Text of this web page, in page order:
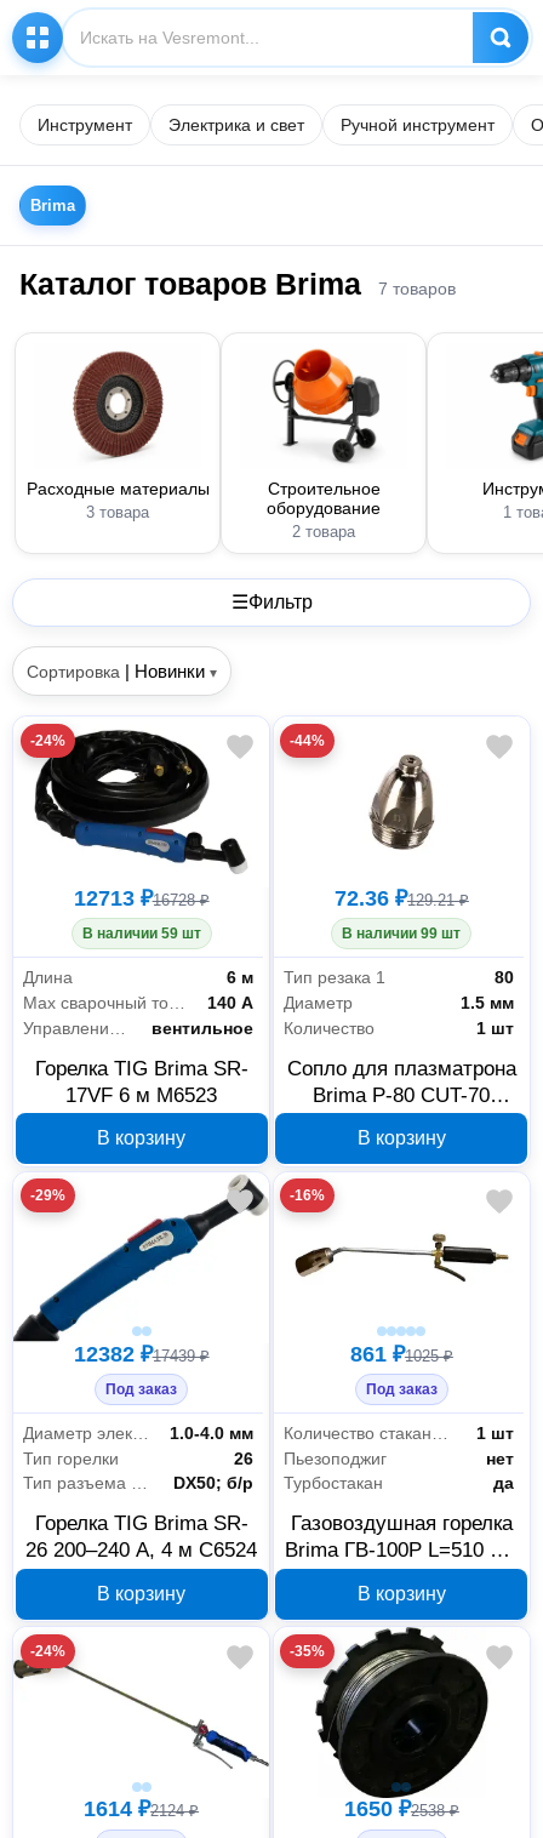
Инструмент Электрика и свет Ручной инструмент
Brima
Каталог товаров Brima 7 товаров
Расходные материалы
3 товара
Строительное
оборудование
2 товара
1
☰Фильтр
Сортировка | Новинки ▾
-24%
12713 ₽16728 ₽
В наличии 59 шт
Длина
6 м
140 А
вентильное
Горелка TIG Brima SR-
17VF 6 м М6523
В корзину
-44%
72.36 ₽129.21 ₽
В наличии 99 шт
Тип резака 1
80
Диаметр
1.5 мм
Количество
1 шт
Сопло для плазматрона
Brima Р-80 CUT-70
В корзину
-29%
12382 ₽17439 ₽
Под заказ
1.0-4.0 мм
Тип горелки
26
Тип разъема для подключения к инвертору
DX50; б/р
Горелка TIG Brima SR-
26 200–240 А, 4 м С6524
В корзину
-16%
861 ₽1025 ₽
Под заказ
1 шт
Пьезоподжиг
нет
Турбостакан
да
Газовоздушная горелка
Brima ГВ-100Р L=510 мм
В корзину
-24%
1614 ₽2124 ₽
-35%
1650 ₽2538 ₽